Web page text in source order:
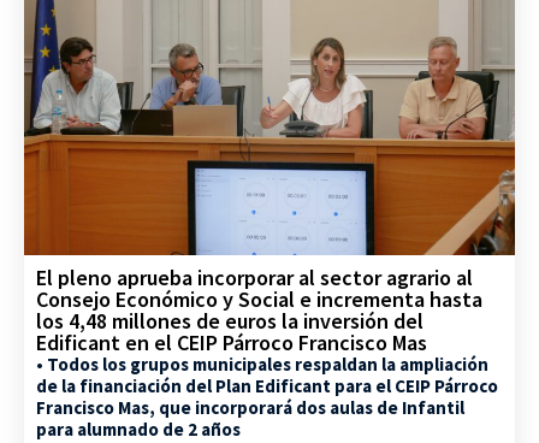
El pleno aprueba incorporar al sector agrario al
Consejo Económico y Social e incrementa hasta
los 4,48 millones de euros la inversión del
Edificant en el CEIP Párroco Francisco Mas
• Todos los grupos municipales respaldan la ampliación
de la financiación del Plan Edificant para el CEIP Párroco
Francisco Mas, que incorporará dos aulas de Infantil
para alumnado de 2 años